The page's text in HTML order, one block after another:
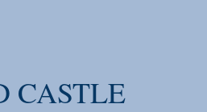
CASTLE